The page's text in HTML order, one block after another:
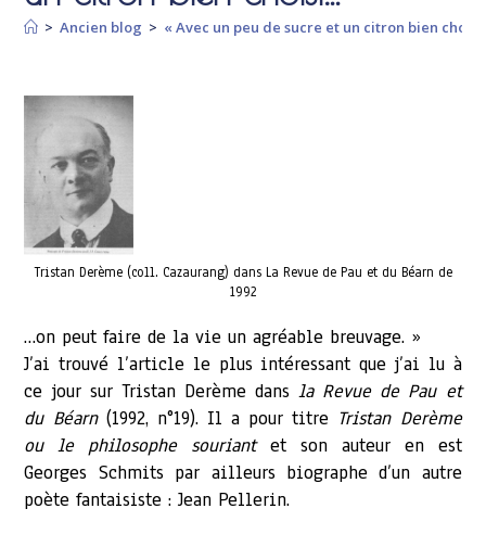
> Ancien blog > « Avec un peu de sucre et un citron bien
Tristan Derème (coll. Cazaurang) dans La Revue de Pau et du Béarn de
1992
…on peut faire de la vie un agréable breuvage. »
J’ai trouvé l’article le plus intéressant que j’ai lu à
ce jour sur Tristan Derème dans la Revue de Pau et
du Béarn(1992, n°19). Il a pour titre Tristan Derème
ou le philosophe souriantet son auteur en est
Georges Schmits par ailleurs biographe d’un autre
poète fantaisiste : Jean Pellerin.